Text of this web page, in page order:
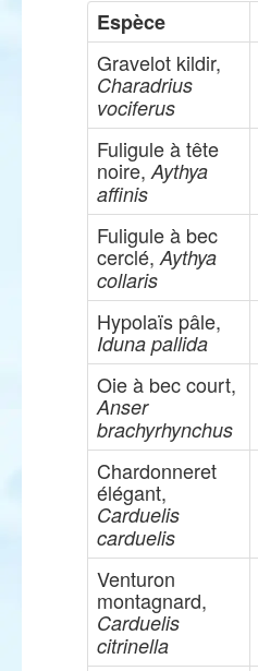
Espèce
Gravelot kildir,
Charadrius
vociferus
Fuligule à tête
noire, Aythya
affinis
Fuligule à bec
cerclé, Aythya
collaris
Hypolaïs pâle,
Iduna pallida
Oie à bec court,
Anser
brachyrhynchus
Chardonneret
élégant,
Carduelis
carduelis
Venturon
montagnard,
Carduelis
citrinella